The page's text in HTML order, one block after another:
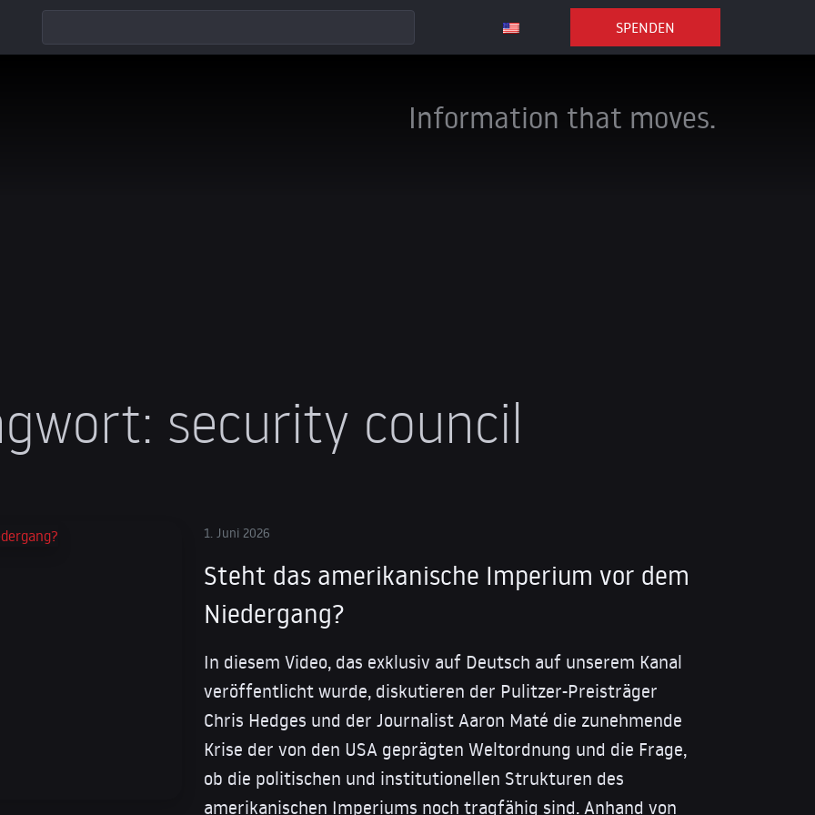
SPENDEN
Information that moves.
security council
1. Juni 2026
Steht das amerikanische Imperium vor dem
Niedergang?
In diesem Video, das exklusiv auf Deutsch auf unserem Kanal
veröffentlicht wurde, diskutieren der Pulitzer-Preisträger
Chris Hedges und der Journalist Aaron Maté die zunehmende
Krise der von den USA geprägten Weltordnung und die Frage,
ob die politischen und institutionellen Strukturen des
amerikanischen Imperiums noch tragfähig sind. Anhand von